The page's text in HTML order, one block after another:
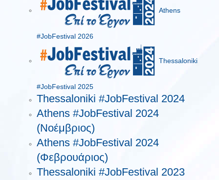
Athens
#JobFestival 2026
Thessaloniki
#JobFestival 2025
Thessaloniki #JobFestival 2024
Athens #JobFestival 2024
(Νοέμβριος)
Athens #JobFestival 2024
(Φεβρουάριος)
Thessaloniki #JobFestival 2023